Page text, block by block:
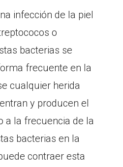
infección de la piel
o
bacterias se
frecuente en la
cualquier herida
y producen el
a la frecuencia de la
bacterias en la
contraer esta